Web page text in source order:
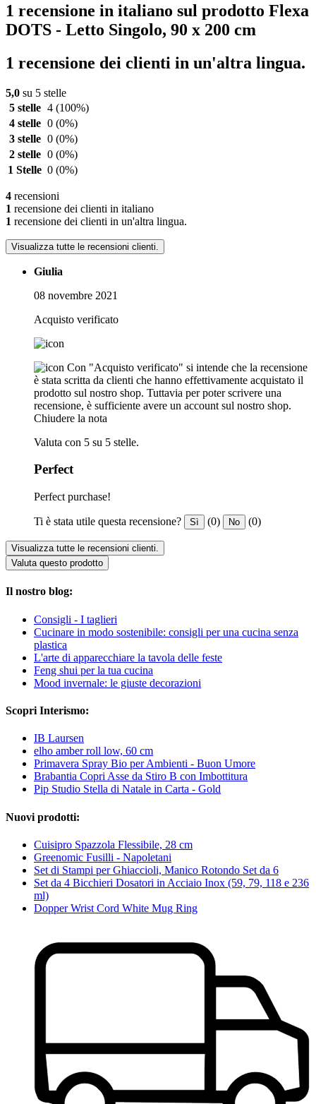
1 recensione in italiano sul prodotto Flexa
DOTS - Letto Singolo, 90 x 200 cm
1 recensione dei clienti in un'altra lingua.
5,0 su 5 stelle
5 stelle 4 (100%)
4 stelle 0 (0%)
3 stelle 0 (0%)
2 stelle 0 (0%)
1 Stelle 0 (0%)
4 recensioni
1 recensione dei clienti in italiano
1 recensione dei clienti in un'altra lingua.
Visualizza tutte le recensioni clienti.
Giulia
08 novembre 2021
Acquisto verificato
Con "Acquisto verificato" si intende che la recensione
è stata scritta da clienti che hanno effettivamente acquistato il
prodotto sul nostro shop. Tuttavia per poter scrivere una
recensione, è sufficiente avere un account sul nostro shop.
Chiudere la nota
Valuta con 5 su 5 stelle.
Perfect
Perfect purchase!
Ti è stata utile questa recensione? Sì (0) No (0)
Visualizza tutte le recensioni clienti.
Valuta questo prodotto
Il nostro blog:
Consigli - I taglieri
Cucinare in modo sostenibile: consigli per una cucina senza
plastica
L'arte di apparecchiare la tavola delle feste
Feng shui per la tua cucina
Mood invernale: le giuste decorazioni
Scopri Interismo:
IB Laursen
elho amber roll low, 60 cm
Primavera Spray Bio per Ambienti - Buon Umore
Brabantia Copri Asse da Stiro B con Imbottitura
Pip Studio Stella di Natale in Carta - Gold
Nuovi prodotti:
Cuisipro Spazzola Flessibile, 28 cm
Greenomic Fusilli - Napoletani
Set di Stampi per Ghiaccioli, Manico Rotondo Set da 6
Set da 4 Bicchieri Dosatori in Acciaio Inox (59, 79, 118 e 236
ml)
Dopper Wrist Cord White Mug Ring